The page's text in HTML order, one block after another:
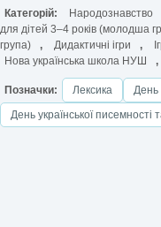
Категорій: Народознавство
для дітей 3–4 років (молодша
група)
, Дидактичні ігри ,
Нова українська школа НУШ
,
Позначки: Лексика
День
День української писемності